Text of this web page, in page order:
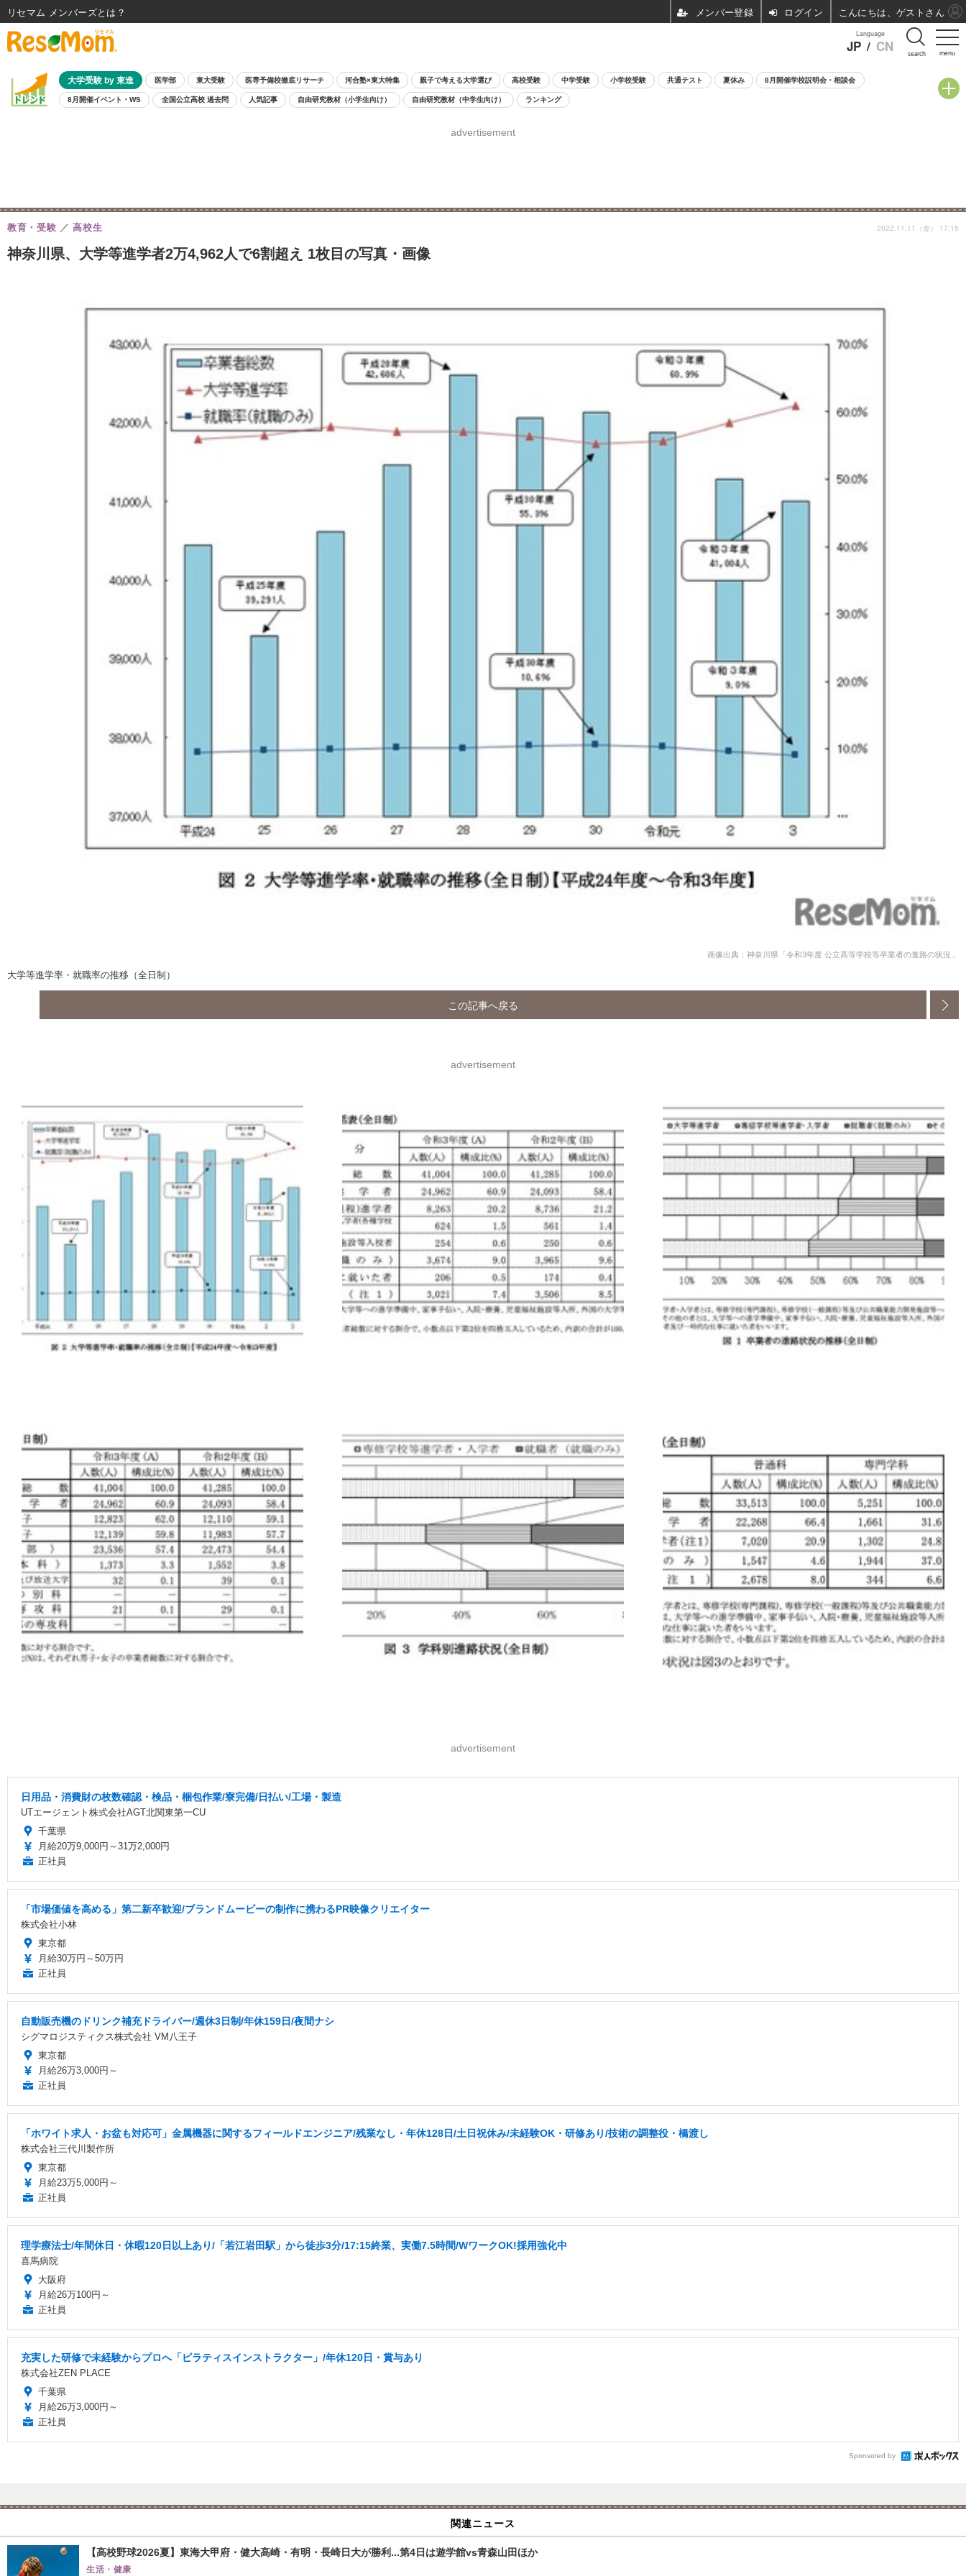
menu
Language
JP / CN search
大学受験 by 東進 医学部 東大受験 医専予備校徹底リサーチ 河合塾×東大特集 親子で考える大学選び 高校受験 中学受験 小学校受験 共通テスト 夏休み 8月開催学校説明会・相談会
8月開催イベント・WS 全国公立高校 過去問 人気記事 自由研究教材（小学生向け） 自由研究教材（中学生向け） ランキング
advertisement
神奈川県、大学等進学者2万4,962人で6割超え 1枚目の写真・画像
教育・受験 高校生 2022.11.11（金） 17:15
画像出典：神奈川県「令和3年度 公立高等学校等卒業者の進路の状況」
大学等進学率・就職率の推移（全日制）
この記事へ戻る
advertisement
advertisement
日用品・消費財の枚数確認・検品・梱包作業/寮完備/日払い/工場・製造
UTエージェント株式会社AGT北関東第一CU
千葉県
月給20万9,000円～31万2,000円
正社員
「市場価値を高める」第二新卒歓迎/ブランドムービーの制作に携わるPR映像クリエイター
株式会社小林
東京都
月給30万円～50万円
正社員
自動販売機のドリンク補充ドライバー/週休3日制/年休159日/夜間ナシ
シグマロジスティクス株式会社 VM八王子
東京都
月給26万3,000円～
正社員
「ホワイト求人・お盆も対応可」金属機器に関するフィールドエンジニア/残業なし・年休128日/土日祝休み/未経験OK・研修あり/技術の調整役・橋渡し
株式会社三代川製作所
東京都
月給23万5,000円～
正社員
理学療法士/年間休日・休暇120日以上あり/「若江岩田駅」から徒歩3分/17:15終業、実働7.5時間/WワークOK!採用強化中
喜馬病院
大阪府
月給26万100円～
正社員
充実した研修で未経験からプロへ「ピラティスインストラクター」/年休120日・賞与あり
株式会社ZEN PLACE
千葉県
月給26万3,000円～
正社員
Sponsored by
関連ニュース
【高校野球2026夏】東海大甲府・健大高崎・有明・長崎日大が勝利...第4日は遊学館vs青森山田ほか
生活・健康
リセマム メンバーズ ログイン こんにちは、ゲストさん